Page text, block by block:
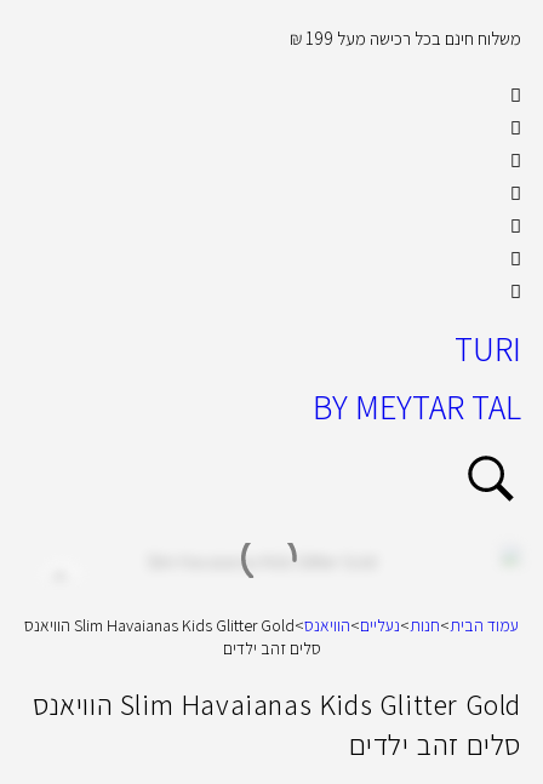
משלוח חינם בכל רכישה מעל 199 ₪
TURI
BY MEYTAR TAL
עמוד הבית>חנות>נעליים>הוויאנס>
Slim Havaianas Kids Glitter Gold הוויאנס
סלים זהב ילדים
Slim Havaianas Kids Glitter Gold הוויאנס
סלים זהב ילדים